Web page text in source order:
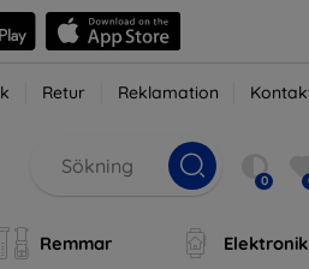
Retur Reklamation
0
Remmar Elektronik